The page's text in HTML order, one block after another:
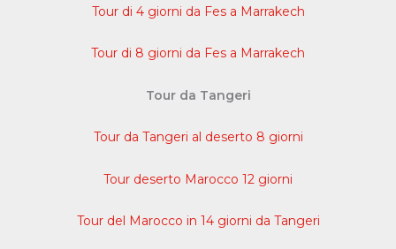
Tour di 4 giorni da Fes a Marrakech
Tour di 8 giorni da Fes a Marrakech
Tour da Tangeri
Tour da Tangeri al deserto 8 giorni
Tour deserto Marocco 12 giorni
Tour del Marocco in 14 giorni da Tangeri